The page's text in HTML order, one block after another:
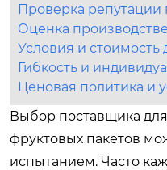
Проверка репутации
Оценка
Условия и стоимость
Гибкость и
Ценовая политика и
Выбор поставщика
фруктовых пакетов
испытанием. Часто